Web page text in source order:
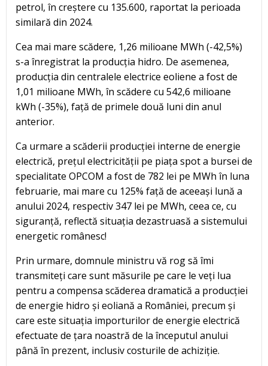
petrol, în creștere cu 135.600, raportat la perioada
similară din 2024.
Cea mai mare scădere, 1,26 milioane MWh (-42,5%)
s-a înregistrat la producția hidro. De asemenea,
producția din centralele electrice eoliene a fost de
1,01 milioane MWh, în scădere cu 542,6 milioane
kWh (-35%), față de primele două luni din anul
anterior.
Ca urmare a scăderii producției interne de energie
electrică, prețul electricității pe piața spot a bursei de
specialitate OPCOM a fost de 782 lei pe MWh în luna
februarie, mai mare cu 125% față de aceeași lună a
anului 2024, respectiv 347 lei pe MWh, ceea ce, cu
siguranță, reflectă situația dezastruasă a sistemului
energetic românesc!
Prin urmare, domnule ministru vă rog să îmi
transmiteți care sunt măsurile pe care le veți lua
pentru a compensa scăderea dramatică a producției
de energie hidro și eoliană a României, precum și
care este situația importurilor de energie electrică
efectuate de țara noastră de la începutul anului
până în prezent, inclusiv costurile de achiziție.